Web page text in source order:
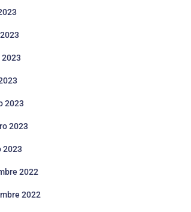
2023
2023
2023
2023
2022
2022